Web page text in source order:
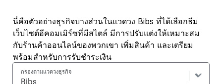
นี่คือตัวอย่างธุรกิจบางส่วนในแวดวง Bibs ที่ได้เลือกธีม
เว็บไซต์อีคอมเมิร์ซที่มีสไตล์ มีการปรับแต่งให้เหมาะสม
กับร้านค้าออนไลน์ของพวกเขา เพิ่มสินค้า และเตรียม
พร้อมสำหรับการรับชำระเงิน
กรองตามแวดวงธุรกิจ